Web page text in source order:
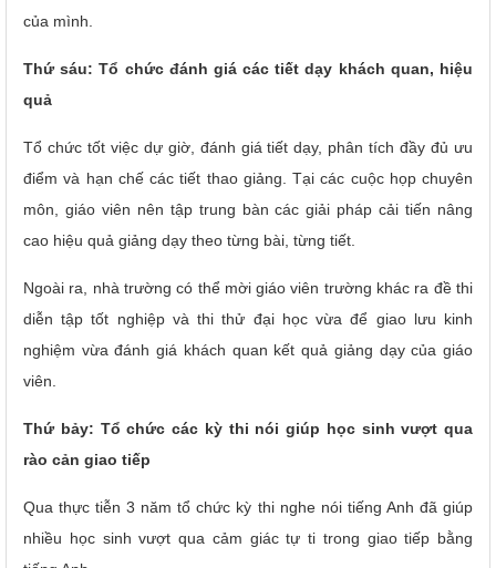
của mình.
Thứ sáu: Tổ chức đánh giá các tiết dạy khách quan, hiệu
quả
Tổ chức tốt việc dự giờ, đánh giá tiết dạy, phân tích đầy đủ ưu
điểm và hạn chế các tiết thao giảng. Tại các cuộc họp chuyên
môn, giáo viên nên tập trung bàn các giải pháp cải tiến nâng
cao hiệu quả giảng dạy theo từng bài, từng tiết.
Ngoài ra, nhà trường có thể mời giáo viên trường khác ra đề thi
diễn tập tốt nghiệp và thi thử đại học vừa để giao lưu kinh
nghiệm vừa đánh giá khách quan kết quả giảng dạy của giáo
viên.
Thứ bảy: Tổ chức các kỳ thi nói giúp học sinh vượt qua
rào cản giao tiếp
Qua thực tiễn 3 năm tổ chức kỳ thi nghe nói tiếng Anh đã giúp
nhiều học sinh vượt qua cảm giác tự ti trong giao tiếp bằng